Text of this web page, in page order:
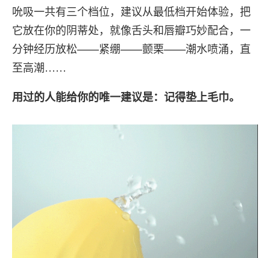
吮吸一共有三个档位，建议从最低档开始体验，把
它放在你的阴蒂处，就像舌头和唇瓣巧妙配合，一
分钟经历放松——紧绷——颤栗——潮水喷涌，直
至高潮……
用过的人能给你的唯一建议是：记得垫上毛巾。